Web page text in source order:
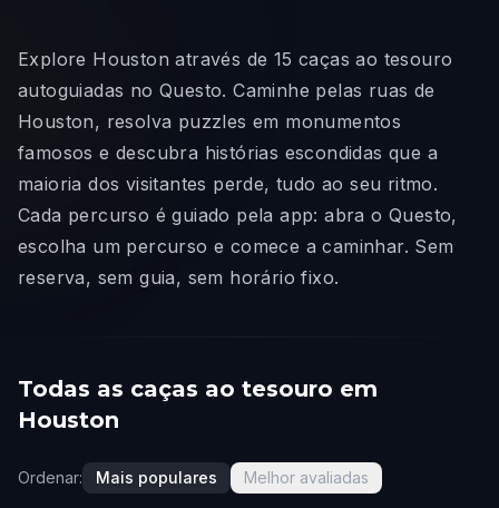
Explore Houston através de 15 caças ao tesouro
autoguiadas no Questo. Caminhe pelas ruas de
Houston, resolva puzzles em monumentos
famosos e descubra histórias escondidas que a
maioria dos visitantes perde, tudo ao seu ritmo.
Cada percurso é guiado pela app: abra o Questo,
escolha um percurso e comece a caminhar. Sem
reserva, sem guia, sem horário fixo.
Todas as caças ao tesouro em
Houston
Ordenar: Mais populares Melhor avaliadas